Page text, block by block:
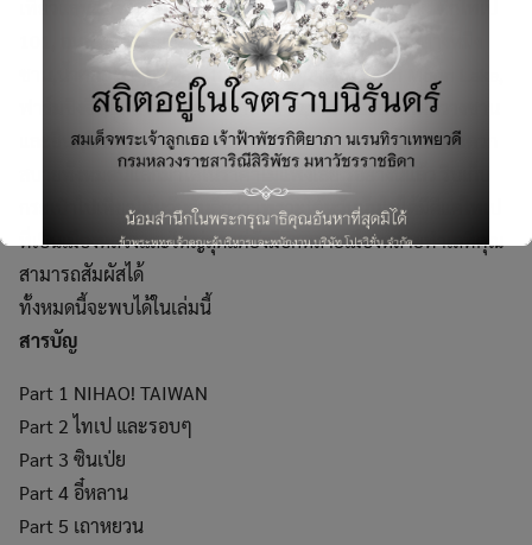
เที่ยวแลนด์มาร์กสำคัญในไทเปและเมืองใหญ่ทั่วทั้งเกาะ ตึกไทเป
101, อนุสรณ์สถานเจียง, ไคเช็ค,วัดหลงซาน, อุทยานหยางหมิง
ซาน,นํ้าตกอูไหล,ถนนสายเก่าจิ่วเฟิน,ทะเลสาบ Sun Moon Lake,
ฟาร์มชิงจิ้ง,อุทยานแห่งชาติอาหลี่ซาน,อนุสรณ์สถานโฝกวางซาน
และอื่นๆอีกมากมาย ที่สำคัญที่สุดก็คือ ความน่าสนใจและสะดวก
สบายทั้งหมดนี้แลกมาได้ในราคาไม่แพงเลย รู้อย่างนี้แล้ว รีบเก็บ
กระเป๋าไปเที่ยวไต้หวันกันดีกว่า เพราะไต้หวันนั้นไม่ได้มีดีแค่ไทเป
ที่เป็นเมืองหลวงและใหญ่สุดแต่ยังมีอีกหลายเมืองหลายทำเลที่คุณ
สามารถสัมผัสได้
ทั้งหมดนี้จะพบได้ในเล่มนี้
สารบัญ
Part 1 NIHAO! TAIWAN
Part 2 ไทเป และรอบๆ
Part 3 ซินเป่ย
Part 4 อี๋หลาน
Part 5 เถาหยวน
This will close in